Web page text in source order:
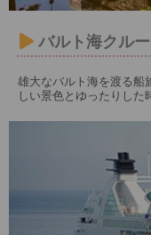
バルト海クル
雄大なバルト海を渡る船
しい景色とゆったりした